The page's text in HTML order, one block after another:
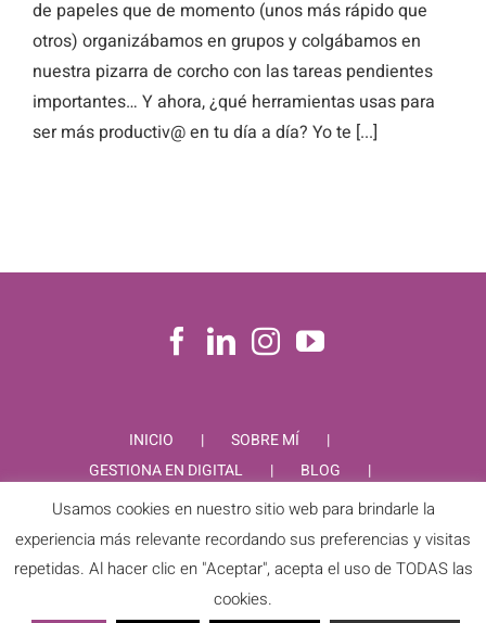
de papeles que de momento (unos más rápido que
otros) organizábamos en grupos y colgábamos en
nuestra pizarra de corcho con las tareas pendientes
importantes… Y ahora, ¿qué herramientas usas para
ser más productiv@ en tu día a día? Yo te [...]
INICIO
SOBRE MÍ
GESTIONA EN DIGITAL
BLOG
CONTACTO
PIEDAD RODRIGUEZ © Copyright2026 |
Usamos cookies en nuestro sitio web para brindarle la
experiencia más relevante recordando sus preferencias y visitas
repetidas. Al hacer clic en "Aceptar", acepta el uso de TODAS las
cookies.